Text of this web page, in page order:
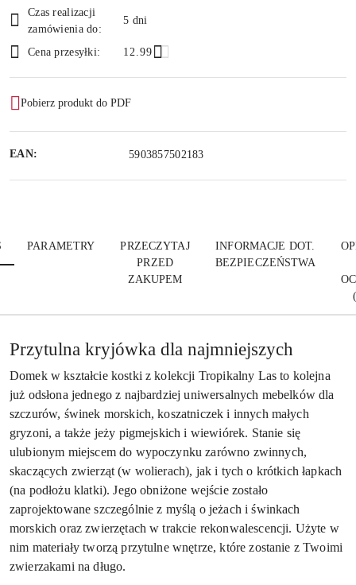
i
dostawa
Czas realizacji
zamówienia do:
5 dni
Cena przesyłki: 12.99
Pobierz produkt do PDF
EAN: 5903857502183
PARAMETRY
PRZECZYTAJ
PRZED
ZAKUPEM
INFORMACJE DOT.
BEZPIECZEŃSTWA
Przytulna kryjówka dla najmniejszych
Domek w kształcie kostki z kolekcji Tropikalny Las to kolejna
już odsłona jednego z najbardziej uniwersalnych mebelków dla
szczurów, świnek morskich, koszatniczek i innych małych
gryzoni, a także jeży pigmejskich i wiewiórek. Stanie się
ulubionym miejscem do wypoczynku zarówno zwinnych,
skaczących zwierząt (w wolierach), jak i tych o krótkich łapkach
(na podłożu klatki). Jego obniżone wejście zostało
zaprojektowane szczególnie z myślą o jeżach i świnkach
morskich oraz zwierzętach w trakcie rekonwalescencji. Użyte w
nim materiały tworzą przytulne wnętrze, które zostanie z Twoimi
zwierzakami na długo.